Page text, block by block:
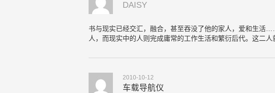
DAISY
书与现实已经交汇，融合，甚至吞没了他的家人，爱和生活
人，而现实中的人则完成庸常的工作生活和繁衍后代。这二人
2010-10-12
车载导航仪